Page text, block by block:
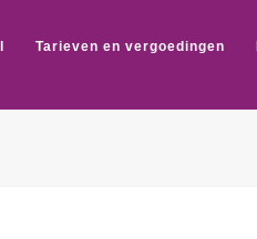
Tarieven en vergoedingen